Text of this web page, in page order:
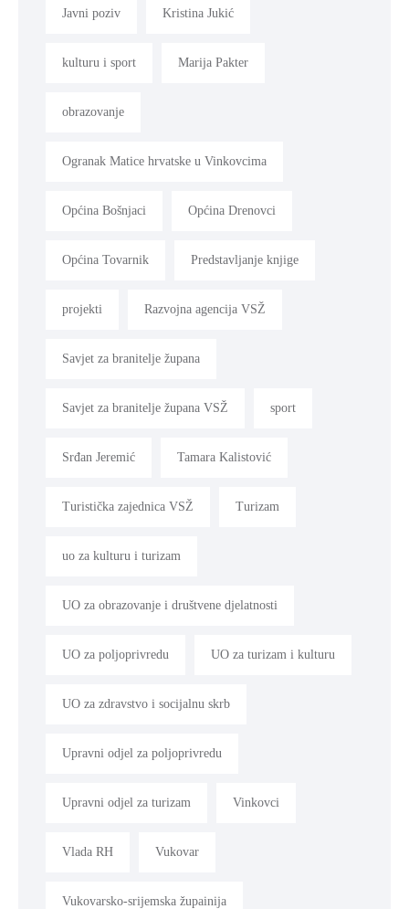
Javni poziv Kristina Jukić
kulturu i sport Marija Pakter
obrazovanje
Ogranak Matice hrvatske u Vinkovcima
Općina Bošnjaci Općina Drenovci
Općina Tovarnik Predstavljanje knjige
projekti Razvojna agencija VSŽ
Savjet za branitelje župana
Savjet za branitelje župana VSŽ sport
Srđan Jeremić Tamara Kalistović
Turistička zajednica VSŽ Turizam
uo za kulturu i turizam
UO za obrazovanje i društvene djelatnosti
UO za poljoprivredu UO za turizam i kulturu
UO za zdravstvo i socijalnu skrb
Upravni odjel za poljoprivredu
Upravni odjel za turizam Vinkovci
Vlada RH Vukovar
Vukovarsko-srijemska župainija